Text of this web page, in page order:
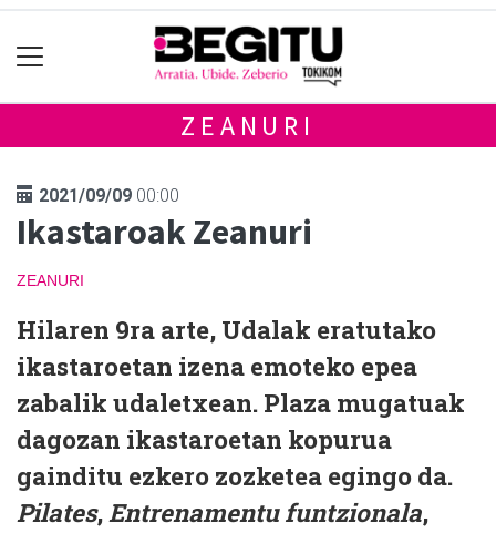
ZEANURI
2021/09/09 00:00
Ikastaroak Zeanuri
ZEANURI
Hilaren 9ra arte, Udalak eratutako
ikastaroetan izena emoteko epea
zabalik udaletxean. Plaza mugatuak
dagozan ikastaroetan kopurua
gainditu ezkero zozketea egingo da.
Pilates,Entrenamentu funtzionala,